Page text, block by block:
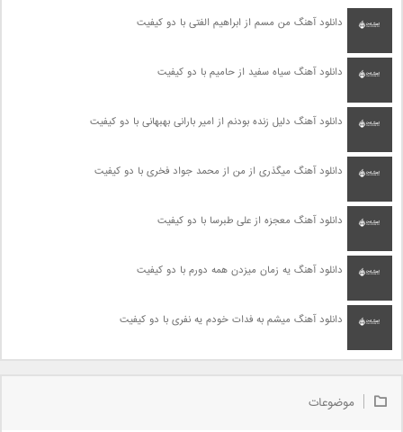
دانلود آهنگ من مسم از ابراهیم الفتی با دو کیفیت
دانلود آهنگ سیاه سفید از حامیم با دو کیفیت
دانلود آهنگ دلیل زنده بودنم از امیر بارانی بهبهانی با دو کیفیت
دانلود آهنگ میگذری از من از محمد جواد فخری با دو کیفیت
دانلود آهنگ معجزه از علی طبرسا با دو کیفیت
دانلود آهنگ یه زمان میزدن همه دورم با دو کیفیت
دانلود آهنگ میشم به فدات خودم یه نفری با دو کیفیت
موضوعات